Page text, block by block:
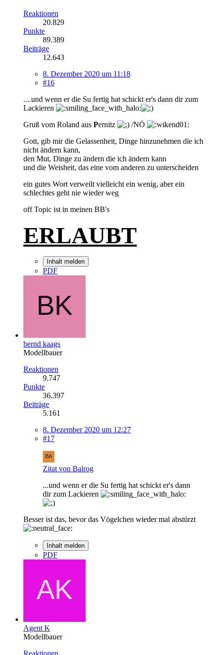
Reaktionen
20.829
Punkte
89.389
Beiträge
12.643
8. Dezember 2020 um 11:18
#16
....und wenn er die Su fertig hat schickt er's dann dir zum
Lackieren
Gruß vom Roland aus Pernitz
/NÖ
Gott, gib mir die Gelassenheit, Dinge hinzunehmen die ich
nicht ändern kann,
den Mut, Dinge zu ändern die ich ändern kann
und die Weisheit, das eine vom anderen zu unterscheiden
ein gutes Wort verweilt vielleicht ein wenig, aber ein
schlechtes geht nie wieder weg
off Topic ist in meinen BB's
ERLAUBT
Inhalt melden
PDF
bernd kaags
Modellbauer
Reaktionen
9.747
Punkte
36.397
Beiträge
5.161
8. Dezember 2020 um 12:27
#17
Zitat von Balrog
...und wenn er die Su fertig hat schickt er's dann
dir zum Lackieren
Besser ist das, bevor das Vögelchen wieder mal abstürzt
Inhalt melden
PDF
Agent K
Modellbauer
Reaktionen